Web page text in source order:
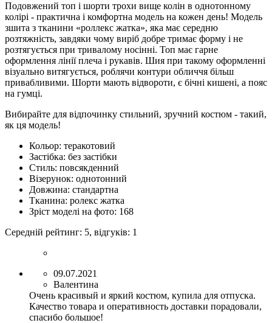
Подовжений топ і шорти трохи вище колін в однотонному
колірі - практична і комфортна модель на кожен день! Модель
зшита з тканини «роллекс жатка», яка має середню
розтяжність, завдяки чому виріб добре тримає форму і не
розтягується при тривалому носінні. Топ має гарне
оформлення лінії плеча і рукавів. Шия при такому оформленні
візуально витягується, роблячи контури обличчя більш
привабливими. Шорти мають відвороти, є бічні кишені, а пояс
на гумці.
Вибирайте для відпочинку стильний, зручний костюм - такий,
як ця модель!
Кольор: теракотовий
Застібка: без застібки
Стиль: повсякденний
Візерунок: однотонний
Довжина: стандартна
Тканина: ролекс жатка
Зріст моделі на фото: 168
Середній рейтинг: 5, відгуків: 1
09.07.2021
Валентина
Очень красивый и яркий костюм, купила для отпуска.
Качество товара и оперативность доставки порадовали,
спасибо большое!